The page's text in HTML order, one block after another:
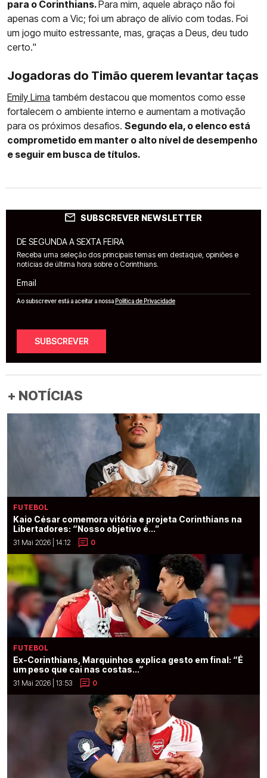
para o Corinthians.Para mim, aquele abraço não foi
apenas com a Vic; foi um abraço de alívio com todas. Foi
um jogo muito estressante, mas, graças a Deus, deu tudo
certo."
Jogadoras do Timão querem levantar taças
Emily Lima também destacou que momentos como esse
fortalecem o ambiente interno e aumentam a motivação
para os próximos desafios. Segundo ela, o elenco está
comprometido em manter o alto nível de desempenho
e seguir em busca de títulos.
SUBSCREVER NEWSLETTER
DE SEGUNDA A SEXTA FEIRA
Receba uma seleção dos principais temas em destaque, opiniões e
notícias de última hora sobre o Corinthians.
Email
Ao subscrever está a aceitar a nossaPolítica de Privacidade
SUBSCREVER
+ NOTÍCIAS
FUTEBOL
Kaio César comemora vitória e projeta Corinthians na
Libertadores: “Nosso objetivo é...”
31 Mai 2026 | 14:12 0
FUTEBOL
Ex-Corinthians, Marquinhos explica gesto em final: “É
um peso que cai nas costas...”
31 Mai 2026 | 13:53 0